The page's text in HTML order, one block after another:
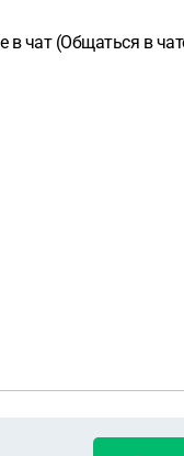
чат (Общаться в